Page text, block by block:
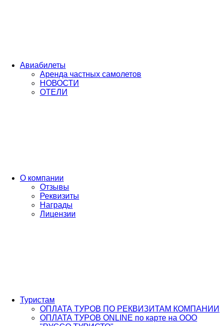
Авиабилеты
Аренда частных самолетов
НОВОСТИ
ОТЕЛИ
О компании
Отзывы
Реквизиты
Награды
Лицензии
Туристам
ОПЛАТА ТУРОВ ПО РЕКВИЗИТАМ КОМПАНИИ
ОПЛАТА ТУРОВ ONLINE по карте на ООО